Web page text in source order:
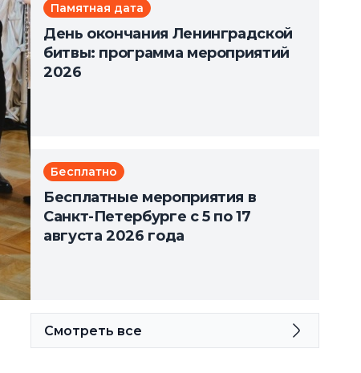
Памятная дата
День окончания Ленинградской
битвы: программа мероприятий
2026
Бесплатно
Бесплатные мероприятия в
Санкт-Петербурге с 5 по 17
августа 2026 года
Смотреть все